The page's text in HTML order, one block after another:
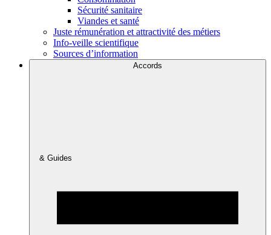
Sécurité sanitaire
Viandes et santé
Juste rémunération et attractivité des métiers
Info-veille scientifique
Sources d’information
Accords
& Guides